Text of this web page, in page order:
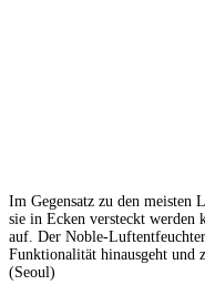
Im Gegensatz zu den meisten
sie in Ecken versteckt werden
auf. Der Noble-
Funktionalität hinausgeht
(Seoul)